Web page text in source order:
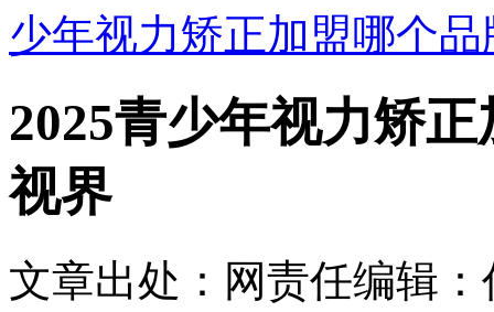
少年视力矫正加盟哪个
2025青少年视力矫
视界
文章出处： 网责任编辑：